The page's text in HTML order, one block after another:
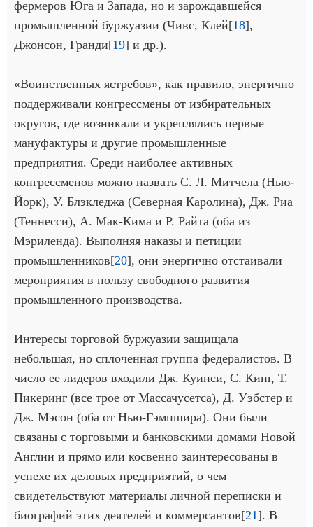
фермеров Юга и Запада, но и зарождавшейся
промышленной буржуазии (Чивс, Клей[18],
Джонсон, Гранди[19] и др.).
«Воинственных ястребов», как правило, энергично
поддерживали конгрессмены от избирательных
округов, где возникали и укреплялись первые
мануфактуры и другие промышленные
предприятия. Среди наиболее активных
конгрессменов можно назвать С. Л. Митчела (Нью-
Йорк), У. Блэкледжа (Северная Каролина), Дж. Риа
(Теннесси), А. Мак-Кима и Р. Райта (оба из
Мэриленда). Выполняя наказы и петиции
промышленников[20], они энергично отстаивали
мероприятия в пользу свободного развития
промышленного производства.
Интересы торговой буржуазии защищала
небольшая, но сплоченная группа федералистов. В
число ее лидеров входили Дж. Куинси, С. Кинг, Т.
Пикеринг (все трое от Массачусетса), Д. Уэбстер и
Дж. Мэсон (оба от Нью-Гэмпшира). Они были
связаны с торговыми и банковскими домами Новой
Англии и прямо или косвенно заинтересованы в
успехе их деловых предприятий, о чем
свидетельствуют материалы личной переписки и
биографий этих деятелей и коммерсантов[21]. В